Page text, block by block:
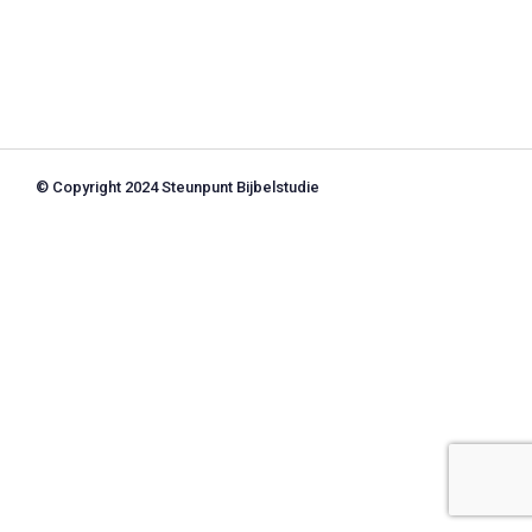
© Copyright 2024 Steunpunt Bijbelstudie